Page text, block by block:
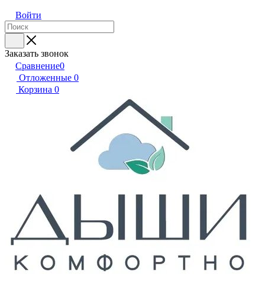
Войти
Заказать звонок
Сравнение0
Отложенные 0
Корзина 0